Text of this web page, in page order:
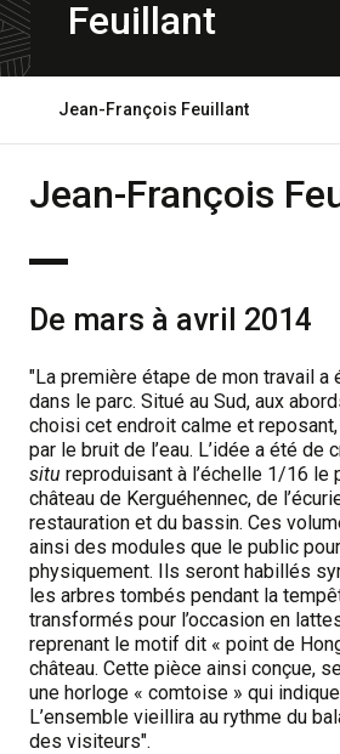
Feuillant
Jean-François Feuillant
d'ariane
Jean-François
De mars à avril 2014
"La première étape de mon travail a
dans le parc. Situé au Sud, aux
choisi cet endroit calme et
par le bruit de l’eau. L’idée a été de
situ reproduisant à l’échelle 1/16 le
château de Kerguéhennec, de
restauration et du bassin. Ces
ainsi des modules que le public
physiquement. Ils seront habillés
les arbres tombés pendant la
transformés pour l’occasion en
reprenant le motif dit « point de
château. Cette pièce ainsi conçue,
une horloge « comtoise » qui
L’ensemble vieillira au rythme du
des visiteurs".